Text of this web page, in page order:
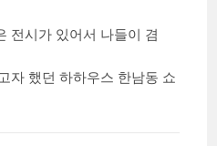
전시가 있어서 나들이 겸
자 했던 하하우스 한남동 쇼